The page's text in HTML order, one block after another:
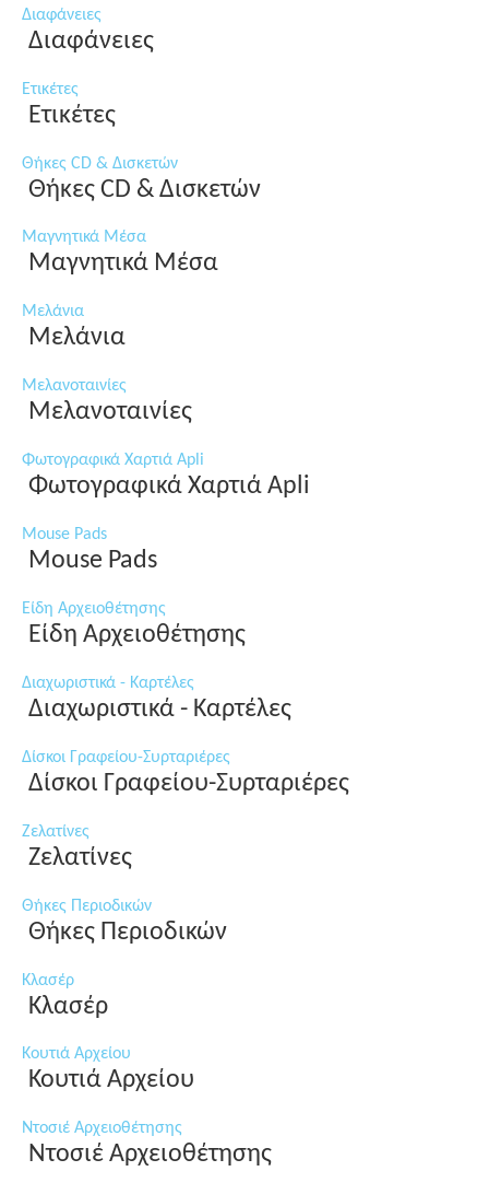
Διαφάνειες
Διαφάνειες
Ετικέτες
Ετικέτες
Θήκες CD & Δισκετών
Θήκες CD & Δισκετών
Μαγνητικά Μέσα
Μαγνητικά Μέσα
Μελάνια
Μελάνια
Μελανοταινίες
Μελανοταινίες
Φωτογραφικά Χαρτιά Apli
Φωτογραφικά Χαρτιά Apli
Mouse Pads
Mouse Pads
Είδη Αρχειοθέτησης
Είδη Αρχειοθέτησης
Διαχωριστικά - Καρτέλες
Διαχωριστικά - Καρτέλες
Δίσκοι Γραφείου-Συρταριέρες
Δίσκοι Γραφείου-Συρταριέρες
Ζελατίνες
Ζελατίνες
Θήκες Περιοδικών
Θήκες Περιοδικών
Κλασέρ
Κλασέρ
Κουτιά Αρχείου
Κουτιά Αρχείου
Ντοσιέ Αρχειοθέτησης
Ντοσιέ Αρχειοθέτησης